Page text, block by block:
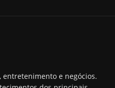
entretenimento e negócios.